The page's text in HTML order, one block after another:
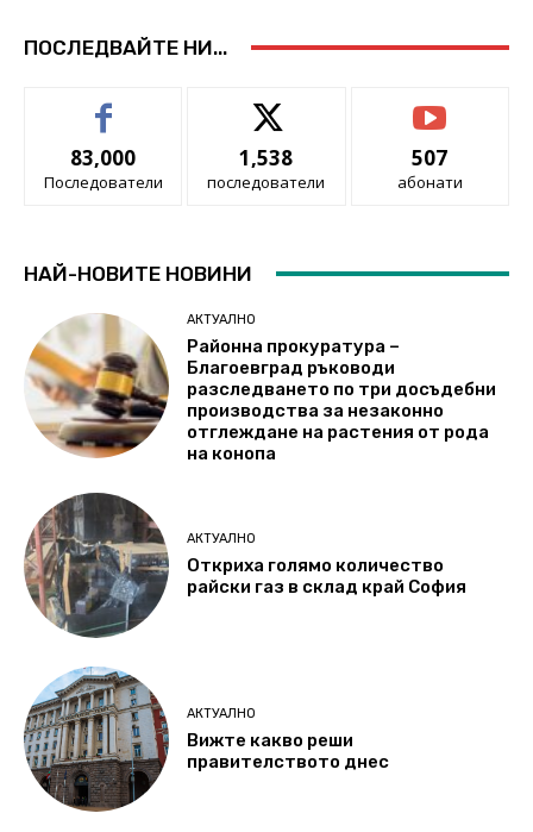
ПОСЛЕДВАЙТЕ НИ...
83,000
Последователи
1,538
последователи
507
абонати
НАЙ-НОВИТЕ НОВИНИ
АКТУАЛНО
Районна прокуратура –
Благоевград ръководи
разследването по три досъдебни
производства за незаконно
отглеждане на растения от рода
на конопа
АКТУАЛНО
Откриха голямо количество
райски газ в склад край София
АКТУАЛНО
Вижте какво реши
правителството днес